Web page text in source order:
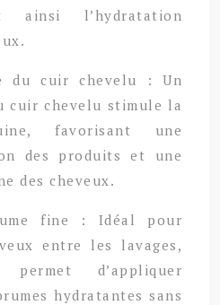
ainsi l’hydratation
du cuir chevelu : Un
cuir chevelu stimule la
favorisant une
des produits et une
des cheveux.
fine : Idéal pour
entre les lavages,
d’appliquer
hydratantes sans